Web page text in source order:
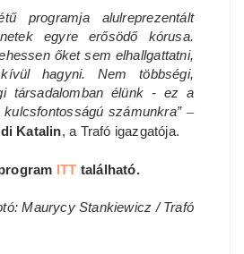
programja alulreprezentált
egyre erősödő kórusa.
őket sem elhallgattatni,
hagyni. Nem többségi,
társadalomban élünk - ez a
számunkra” –
Katalin, a Trafó igazgatója.
ITT található.
Maurycy Stankiewicz / Trafó